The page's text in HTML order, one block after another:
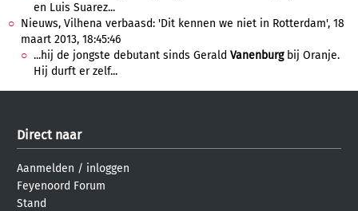
en Luis Suarez...
Nieuws, Vilhena verbaasd: 'Dit kennen we niet in Rotterdam', 18
maart 2013, 18:45:46
...hij de jongste debutant sinds Gerald Vanenburgbij Oranje.
Hij durft er zelf...
Direct naar
Aanmelden / inloggen
Feyenoord Forum
Stand